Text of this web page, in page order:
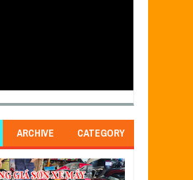
ARCHIVE CATEGORY